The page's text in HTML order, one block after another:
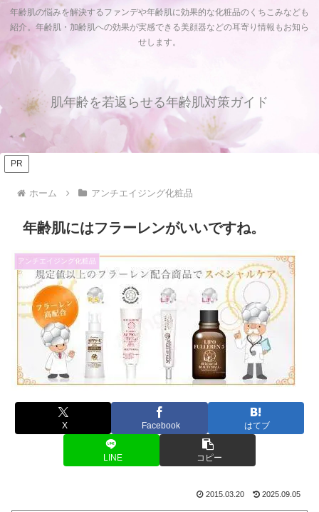
年齢肌の悩みを解決するファンデや年齢肌に効果的な化粧品のくちこみなども
紹介。年齢肌・加齢肌への効果が実感できる美顔器などの耳寄り情報もお知ら
せします。
肌年齢を若返らせる年齢肌対策ガイド
PR
ホーム アンチエイジング化粧品
年齢肌にはフラーレンがいいですね。
アンチエイジング化粧品
X Facebook はてブ
LINE コピー
2015.03.20 2025.09.05